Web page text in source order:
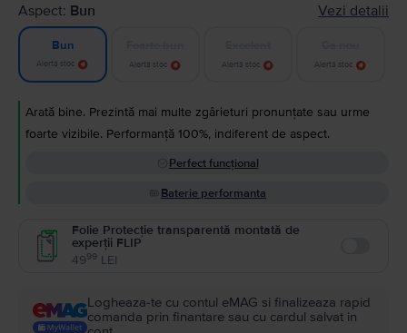
Aspect: Bun Vezi detalii
Bun
Alertă stoc Alertă stoc Alertă stoc Alertă stoc
Arată bine. Prezintă mai multe zgârieturi pronunțate sau urme
foarte vizibile. Performanță 100%, indiferent de aspect.
Perfect funcțional
Baterie performanta
Folie Protecție transparentă montată de
experții FLIP
4999 LEI
Logheaza-te cu contul eMAG si finalizeaza rapid
comanda prin finantare sau cu cardul salvat in